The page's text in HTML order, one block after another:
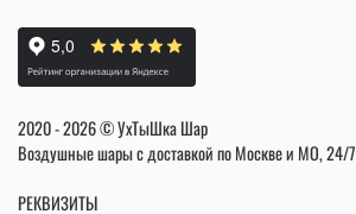
2020 - 2026 © УхТыШка Шар
Воздушные шары с доставкой по Москве и МО, 24/7
РЕКВИЗИТЫ